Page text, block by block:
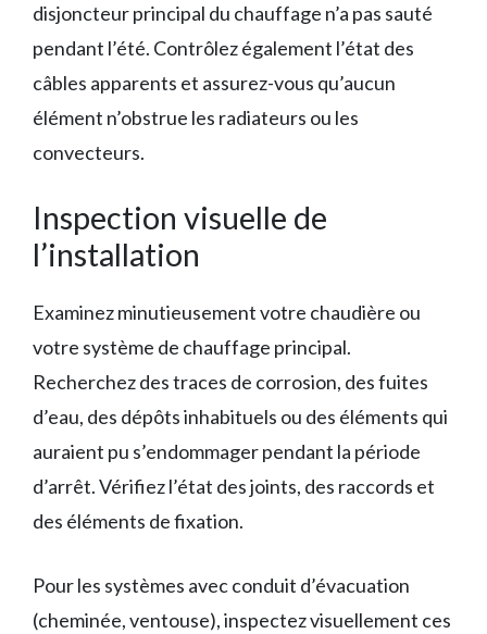
disjoncteur principal du chauffage n’a pas sauté
pendant l’été. Contrôlez également l’état des
câbles apparents et assurez-vous qu’aucun
élément n’obstrue les radiateurs ou les
convecteurs.
Inspection visuelle de
l’installation
Examinez minutieusement votre chaudière ou
votre système de chauffage principal.
Recherchez des traces de corrosion, des fuites
d’eau, des dépôts inhabituels ou des éléments qui
auraient pu s’endommager pendant la période
d’arrêt. Vérifiez l’état des joints, des raccords et
des éléments de fixation.
Pour les systèmes avec conduit d’évacuation
(cheminée, ventouse), inspectez visuellement ces